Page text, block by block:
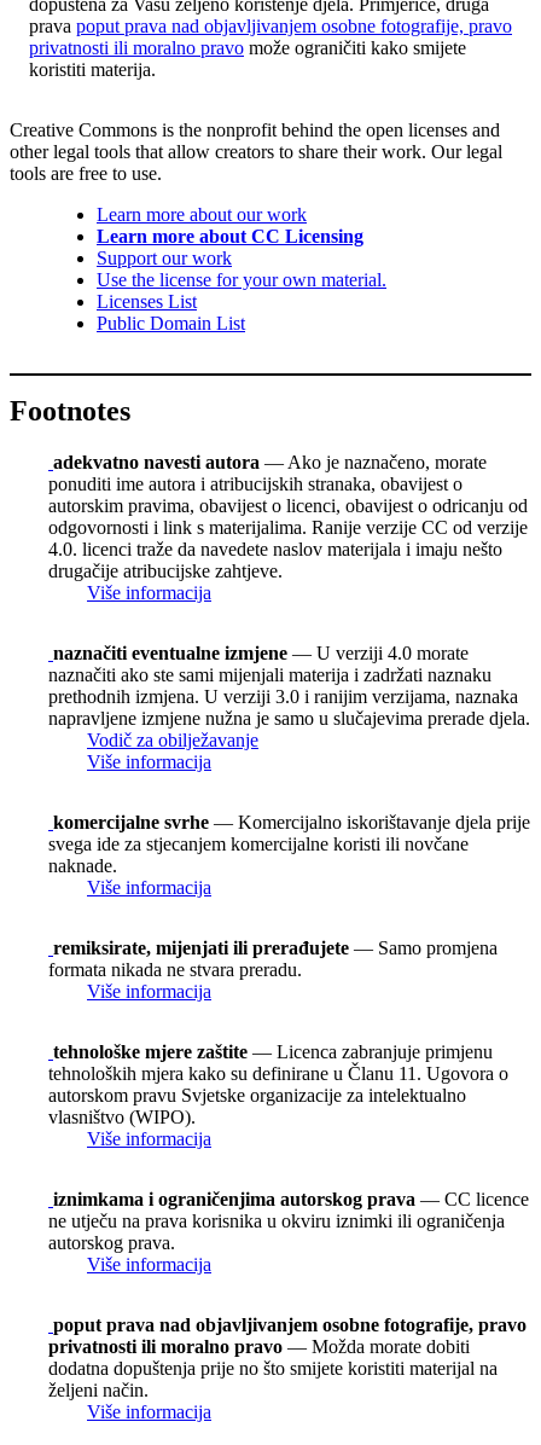
dopuštena za Vašu željeno korištenje djela. Primjerice, druga
prava poput prava nad objavljivanjem osobne fotografije, pravo
privatnosti ili moralno pravo može ograničiti kako smijete
koristiti materija.
Creative Commons is the nonprofit behind the open licenses and
other legal tools that allow creators to share their work. Our legal
tools are free to use.
Learn more about our work
Learn more about CC Licensing
Support our work
Use the license for your own material.
Licenses List
Public Domain List
Footnotes
adekvatno navesti autora — Ako je naznačeno, morate
ponuditi ime autora i atribucijskih stranaka, obavijest o
autorskim pravima, obavijest o licenci, obavijest o odricanju od
odgovornosti i link s materijalima. Ranije verzije CC od verzije
4.0. licenci traže da navedete naslov materijala i imaju nešto
drugačije atribucijske zahtjeve.
Više informacija
naznačiti eventualne izmjene — U verziji 4.0 morate
naznačiti ako ste sami mijenjali materija i zadržati naznaku
prethodnih izmjena. U verziji 3.0 i ranijim verzijama, naznaka
napravljene izmjene nužna je samo u slučajevima prerade djela.
Vodič za obilježavanje
Više informacija
komercijalne svrhe — Komercijalno iskorištavanje djela prije
svega ide za stjecanjem komercijalne koristi ili novčane
naknade.
Više informacija
remiksirate, mijenjati ili prerađujete — Samo promjena
formata nikada ne stvara preradu.
Više informacija
tehnološke mjere zaštite — Licenca zabranjuje primjenu
tehnoloških mjera kako su definirane u Članu 11. Ugovora o
autorskom pravu Svjetske organizacije za intelektualno
vlasništvo (WIPO).
Više informacija
iznimkama i ograničenjima autorskog prava — CC licence
ne utječu na prava korisnika u okviru iznimki ili ograničenja
autorskog prava.
Više informacija
poput prava nad objavljivanjem osobne fotografije, pravo
privatnosti ili moralno pravo — Možda morate dobiti
dodatna dopuštenja prije no što smijete koristiti materijal na
željeni način.
Više informacija